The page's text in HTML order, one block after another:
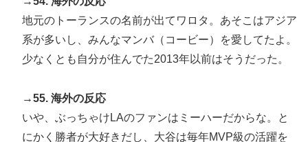
地元のトーランスの名前が出てワロタ。あそこはアジア
系が多いし、みんなマンバ（コービー）を愛してたよ。
少なくとも自分が住んでた2013年以前はそうだった。
→55. 海外の反応
いや、ぶっちゃけLAのファンはミーハーだからな。と
にかく勝者が大好きだし、大谷は毎年MVP級の活躍を